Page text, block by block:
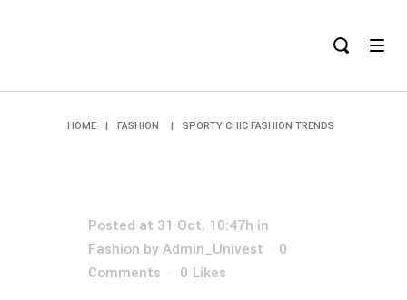
HOME | FASHION | SPORTY CHIC FASHION TRENDS
Posted at 31 Oct, 10:47h in
Fashion byAdmin_Univest
0
Comments
0 Likes